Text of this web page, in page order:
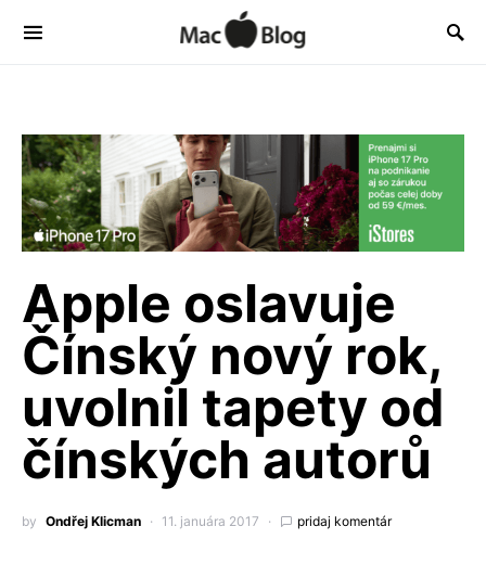
Apple oslavuje
Čínský nový rok,
uvolnil tapety od
čínských autorů
by Ondřej Klicman 11. januára 2017 pridaj komentár